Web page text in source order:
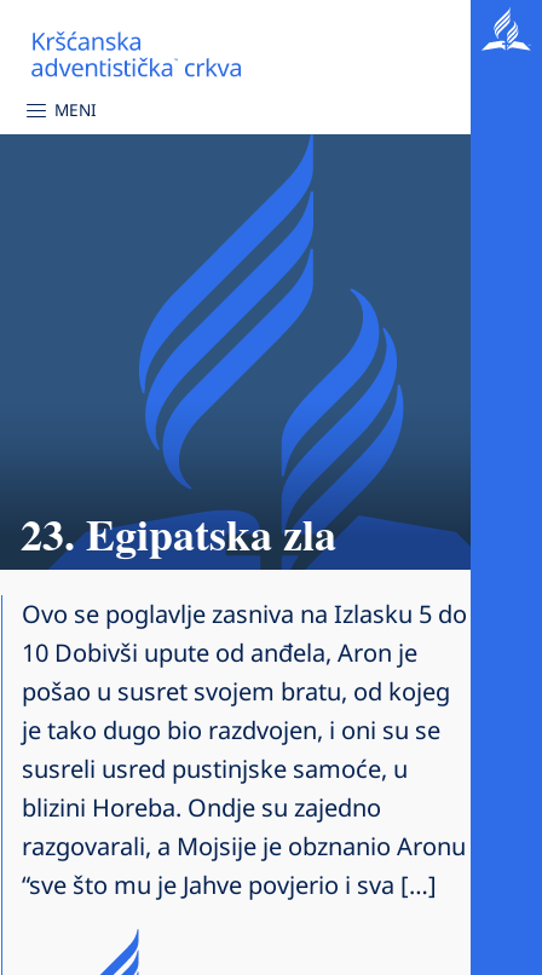
MENI
23. Egipatska zla
Ovo se poglavlje zasniva na Izlasku 5 do
10 Dobivši upute od anđela, Aron je
pošao u susret svojem bratu, od kojeg
je tako dugo bio razdvojen, i oni su se
susreli usred pustinjske samoće, u
blizini Horeba. Ondje su zajedno
razgovarali, a Mojsije je obznanio Aronu
“sve što mu je Jahve povjerio i sva […]